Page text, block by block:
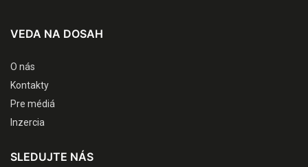
VEDA NA DOSAH
O nás
Kontakty
Pre médiá
Inzercia
SLEDUJTE NÁS